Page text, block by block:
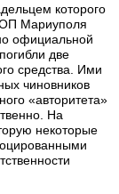
которого
Мариуполя
официальной
две
средства. Ими
чиновников
«авторитета»
На
некоторые